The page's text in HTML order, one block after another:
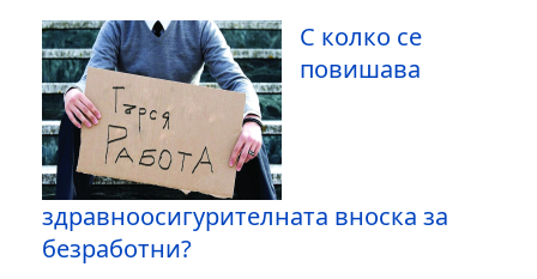
С колко се
повишава
здравноосигурителната вноска за
безработни?